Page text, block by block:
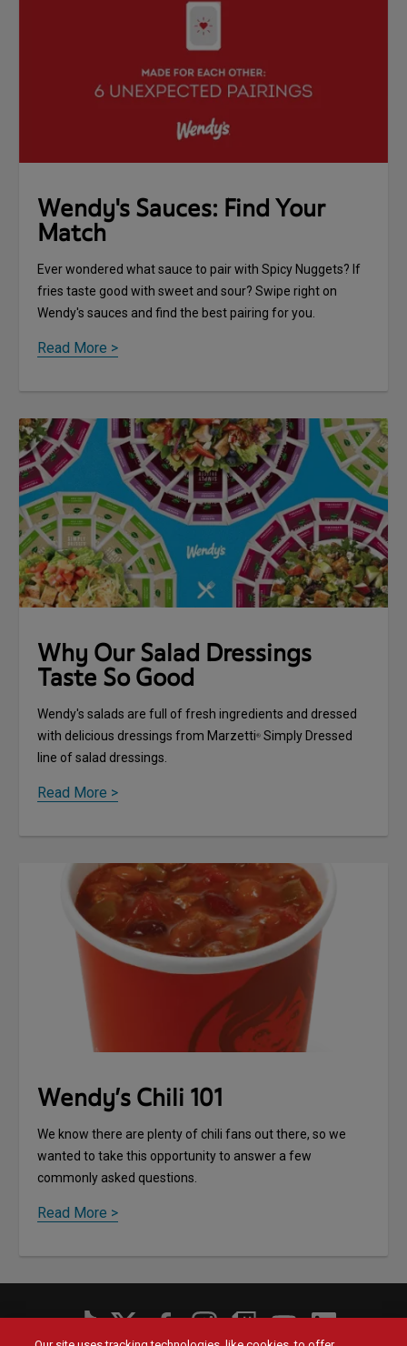
Wendy's Sauces: Find Your
Match
Ever wondered what sauce to pair with Spicy Nuggets? If
fries taste good with sweet and sour? Swipe right on
Wendy's sauces and find the best pairing for you.
Read More >
Why Our Salad Dressings
Taste So Good
Wendy's salads are full of fresh ingredients and dressed
with delicious dressings from Marzetti® Simply Dressed
line of salad dressings.
Read More >
Wendy’s Chili 101
We know there are plenty of chili fans out there, so we
wanted to take this opportunity to answer a few
commonly asked questions.
Read More >